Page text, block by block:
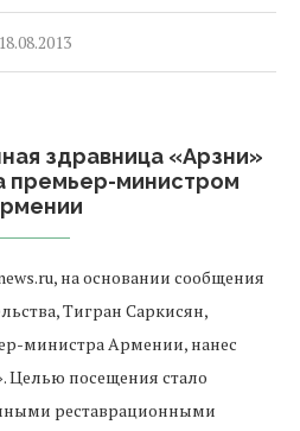
18.08.2013
здравница «Арзни»
премьер-министром
на основании сообщения
Тигран Саркисян,
министра Армении, нанес
Целью посещения стало
реставрационными